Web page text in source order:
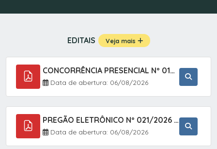
EDITAIS Veja mais
CONCORRÊNCIA PRESENCIAL Nº 019/2025 - PAVIMENTAÇÃO ASFÁLTICA EM TRECHO DA RUA 2 NO BAIRRO VILA SOARES NO MUNICÍPIO DE SETE BARRAS/SP.
Data de abertura: 06/08/2026
PREGÃO ELETRÔNICO Nº 021/2026 - AQUISIÇÃO DE CONTENTORES E CARRINHOS, DESTINADOS A COLETIVA E MANEJO DE RESÍDUOS SÓLIDOS, ATRAVÉS DO SISTEMA DE REGISTRO DE PREÇOS (SRP)
Data de abertura: 06/08/2026